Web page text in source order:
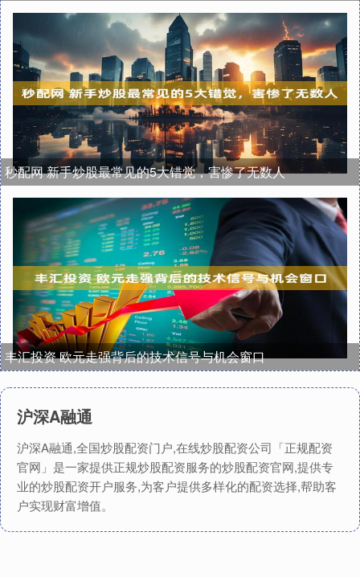
秒配网 新手炒股最常见的5大错觉，害惨了无数人
丰汇投资 欧元走强背后的技术信号与机会窗口
沪深A融通
沪深A融通,全国炒股配资门户,在线炒股配资公司「正规配资
官网」是一家提供正规炒股配资服务的炒股配资官网,提供专
业的炒股配资开户服务,为客户提供多样化的配资选择,帮助客
户实现财富增值。